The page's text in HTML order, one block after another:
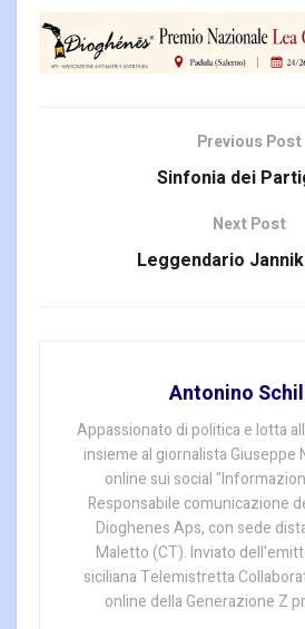
Previous Post
Sinfonia dei
Next Post
Leggendario
Antonino
Appassionato di politica e lotta
insieme al giornalista Giuseppe
online sui social
Responsabile comunicazione
Dioghenes Aps, con sede
Maletto (CT). Inviato
siciliana Telemistretta
online della Generazione Z